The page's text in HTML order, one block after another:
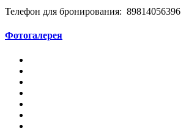
Телефон для бронирования: 89814056396
Фотогалерея